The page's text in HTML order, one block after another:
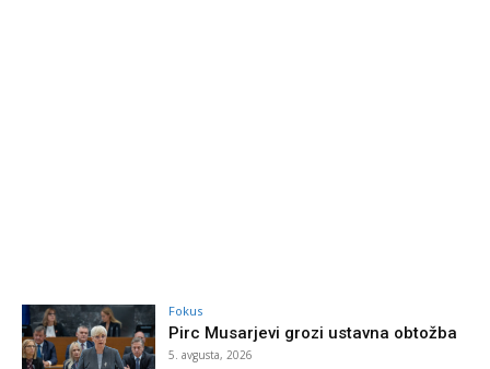
Fokus
Pirc Musarjevi grozi ustavna obtožba
5. avgusta, 2026